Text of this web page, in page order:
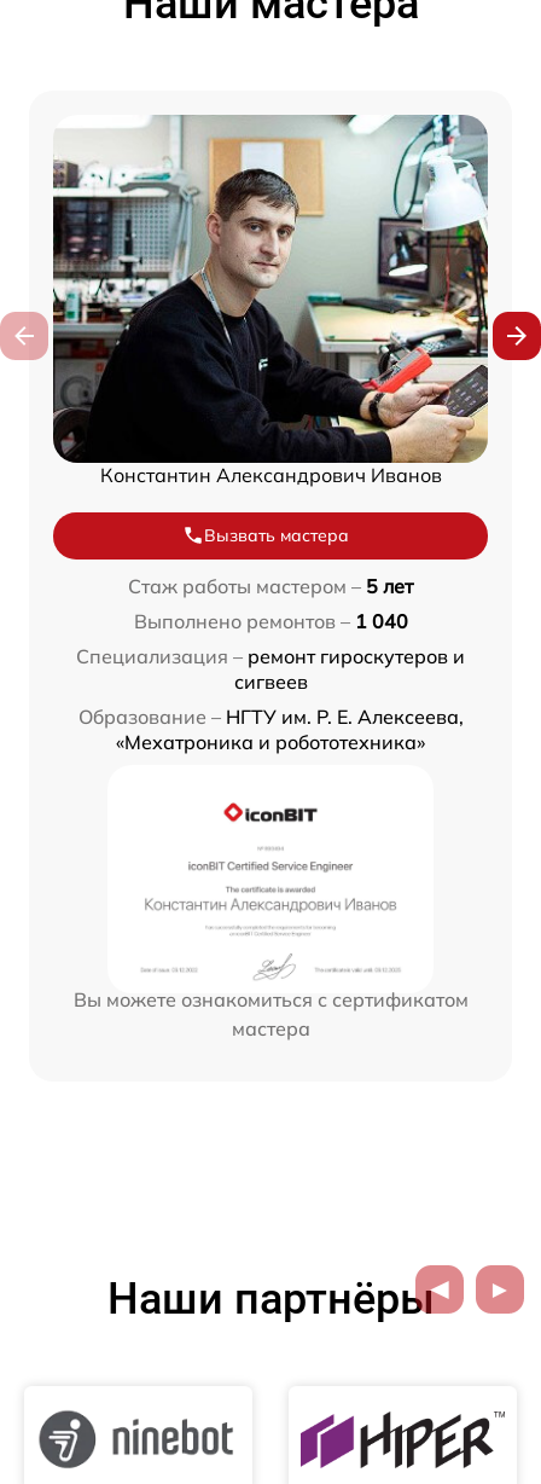
Константин Александрович Иванов
Вызвать мастера
Стаж работы мастером – 5 лет
Выполнено ремонтов – 1 040
Специализация – ремонт гироскутеров и
сигвеев
Образование – НГТУ им. Р. Е. Алексеева,
«Мехатроника и робототехника»
Вы можете ознакомиться с сертификатом
мастера
Наши партнёры